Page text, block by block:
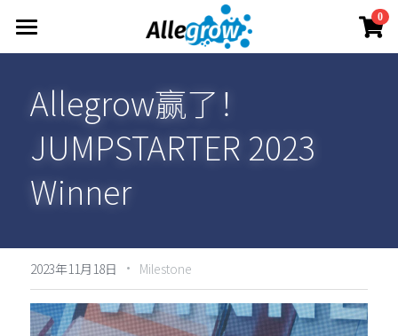
0
产品与服务
AimGel
定制服务
技术平台
原理概述
技术洞察
关于
联系我们
Allegrow 故事
新闻动态
资料中心
投资者资料
简体中文
English
立即订购
Allegrow赢了！
JUMPSTARTER 2023
Winner
2023年11月18日 · Milestone
×
商品分类
所有商品分类